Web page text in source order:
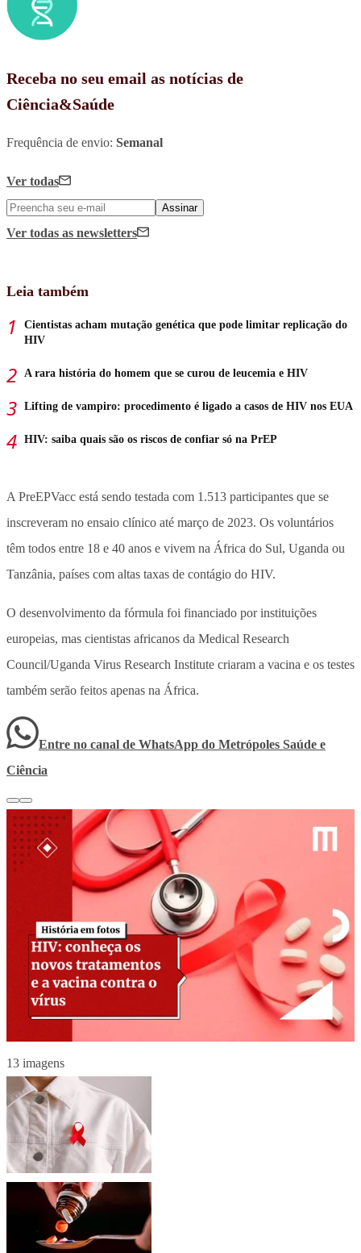
Receba no seu email as notícias de
Ciência&Saúde
Frequência de envio: Semanal
Ver todas
Assinar
Ver todas as newsletters
Leia também
Cientistas acham mutação genética que pode limitar replicação do
HIV
A rara história do homem que se curou de leucemia e HIV
Lifting de vampiro: procedimento é ligado a casos de HIV nos EUA
HIV: saiba quais são os riscos de confiar só na PrEP
A PreEPVacc está sendo testada com 1.513 participantes que se
inscreveram no ensaio clínico até março de 2023. Os voluntários
têm todos entre 18 e 40 anos e vivem na África do Sul, Uganda ou
Tanzânia, países com altas taxas de contágio do HIV.
O desenvolvimento da fórmula foi financiado por instituições
europeias, mas cientistas africanos da Medical Research
Council/Uganda Virus Research Institute criaram a vacina e os testes
também serão feitos apenas na África.
Entre no canal de WhatsApp do Metrópoles Saúde e
Ciência
13 imagens